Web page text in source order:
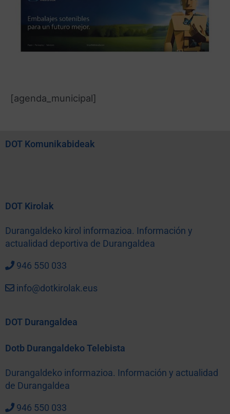
[agenda_municipal]
DOT Komunikabideak
DOT Kirolak
Durangaldeko kirol informazioa. Información y
actualidad deportiva de Durangaldea
946 550 033
info@dotkirolak.eus
DOT Durangaldea
Dotb Durangaldeko Telebista
Durangaldeko informazioa. Información y actualidad
de Durangaldea
946 550 033